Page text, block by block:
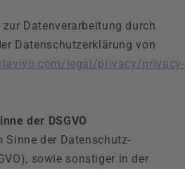
Datenverarbeitung durch
Datenschutzerklärung von
legal/privacy/privacy-
der DSGVO
Sinne der Datenschutz-
sowie sonstiger in der